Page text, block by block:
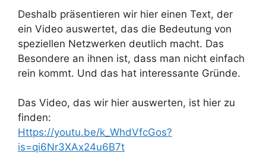
Deshalb präsentieren wir hier einen Text, der
ein Video auswertet, das die Bedeutung von
speziellen Netzwerken deutlich macht. Das
Besondere an ihnen ist, dass man nicht einfach
rein kommt. Und das hat interessante Gründe.
Das Video, das wir hier auswerten, ist hier zu
finden:
Https://youtu.be/k_WhdVfcGos?
is=qi6Nr3XAx24u6B7t